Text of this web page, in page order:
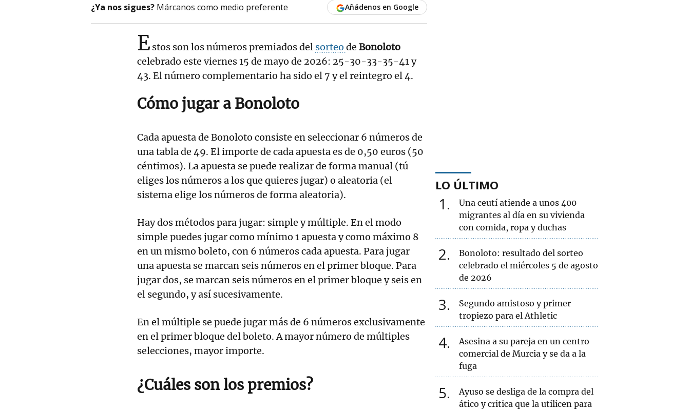
¿Ya nos sigues? Márcanos como medio preferente Añádenos en Google
Estos son los números premiados del sorteo de Bonoloto
celebrado este viernes 15 de mayo de 2026: 25-30-33-35-41 y
43. El número complementario ha sido el 7 y el reintegro el 4.
Cómo jugar a Bonoloto
Cada apuesta de Bonoloto consiste en seleccionar 6 números de
una tabla de 49. El importe de cada apuesta es de 0,50 euros (50
céntimos). La apuesta se puede realizar de forma manual (tú
eliges los números a los que quieres jugar) o aleatoria (el
sistema elige los números de forma aleatoria).
Hay dos métodos para jugar: simple y múltiple. En el modo
simple puedes jugar como mínimo 1 apuesta y como máximo 8
en un mismo boleto, con 6 números cada apuesta. Para jugar
una apuesta se marcan seis números en el primer bloque. Para
jugar dos, se marcan seis números en el primer bloque y seis en
el segundo, y así sucesivamente.
En el múltiple se puede jugar más de 6 números exclusivamente
en el primer bloque del boleto. A mayor número de múltiples
selecciones, mayor importe.
¿Cuáles son los premios?
LO ÚLTIMO
1
Una ceutí atiende a unos 400
migrantes al día en su vivienda
con comida, ropa y duchas
2
Bonoloto: resultado del sorteo
celebrado el miércoles 5 de agosto
de 2026
3
Segundo amistoso y primer
tropiezo para el Athletic
4
Asesina a su pareja en un centro
comercial de Murcia y se da a la
fuga
5
Ayuso se desliga de la compra del
ático y critica que la utilicen para